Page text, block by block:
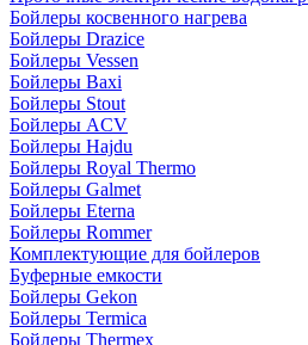
Бойлеры косвенного нагрева
Бойлеры Drazice
Бойлеры Vessen
Бойлеры Baxi
Бойлеры Stout
Бойлеры ACV
Бойлеры Hajdu
Бойлеры Royal Thermo
Бойлеры Galmet
Бойлеры Eterna
Бойлеры Rommer
Комплектующие для бойлеров
Буферные емкости
Бойлеры Gekon
Бойлеры Termica
Бойлеры Thermex